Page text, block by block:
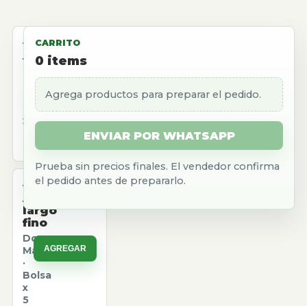
ALMACEN
Aceite
girasol
Natura
Caja
x
AGREGAR
ALMACEN
Arroz
largo
fino
Don
Marcos
·
Bolsa
x
5
AGREGAR
CARRITO
0 items
Agrega productos para preparar el pedido.
ENVIAR POR WHATSAPP
Prueba sin precios finales. El vendedor confirma
el pedido antes de prepararlo.